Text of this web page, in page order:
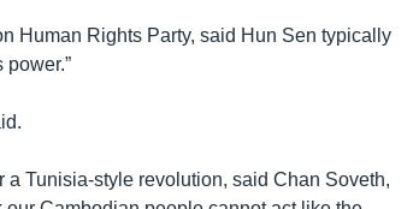
Human Rights Party, said Hun Sen typically
Tunisia-style revolution, said Chan Soveth,